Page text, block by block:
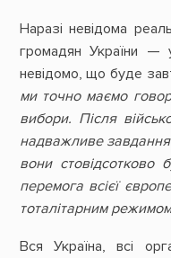
Наразі невідома
громадян України —
невідомо, що буде
ми точно маємо
вибори. Після
надважливе
вони стовідсотково
перемога всієї
тоталітарним режимом
Вся Україна, всі